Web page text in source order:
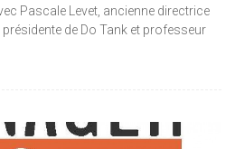
Pascale Levet, ancienne directrice
présidente de Do Tank et professeur